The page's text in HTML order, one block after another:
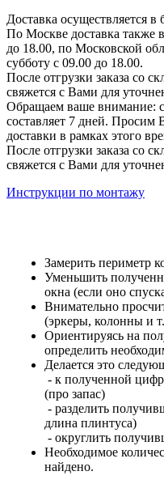
Доставка осуществляется в
По Москве доставка также
до 18.00, по Московской
субботу с 09.00 до 18.00.
После отгрузки заказа со
свяжется с Вами для
Обращаем ваше внимание:
составляет 7 дней. Просим
доставки в рамках этого
После отгрузки заказа со
свяжется с Вами для
Инструкции по монтажу
Замерить периметр
Уменьшить
окна (если оно
Внимательно
(эркеры, колонны и
Ориентируясь на
определить
Делается это
- к полученной
(про запас)
- разделить
длина плинтуса)
- округлить
Необходимое
найдено.